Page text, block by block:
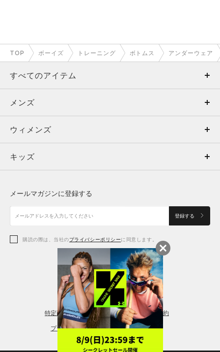
TOP ボーイズ トレーニング ボトムス アンダーウェア
すべてのアイテム
メンズ
ウィメンズ
キッズ
アクセサリー
メンズ
トップス
ボトムス
アクセサリー
ウィメンズ
トップス
シューズ
アクセサリー
レギンス＆タイツ
キッズ
シューズ
メールマガジンに登録する
登録する
購読の際は、当社のプライバシーポリシーに同意します。
特定商取引法に基づく通販の表記 会員規約
プライバシーポリシー